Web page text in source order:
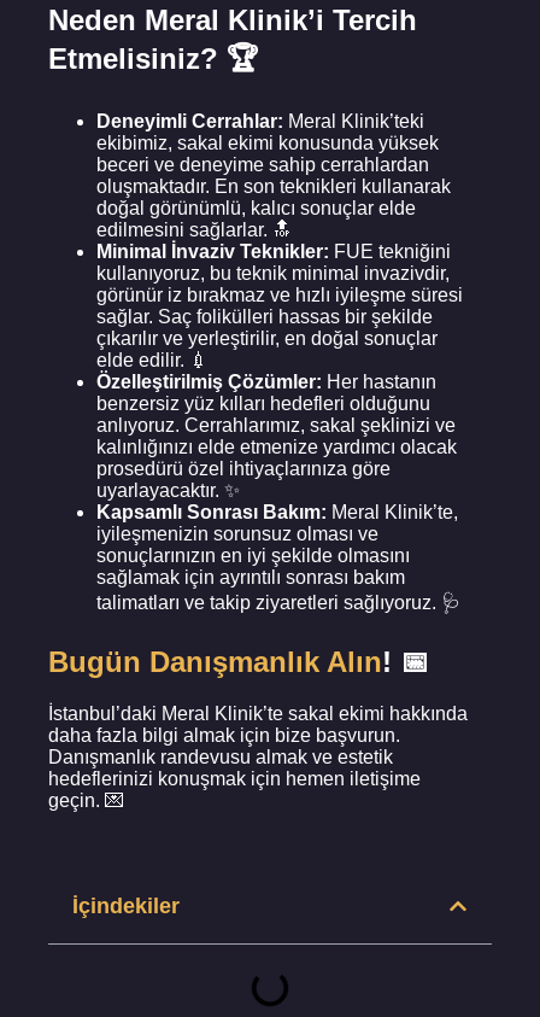
Neden Meral Klinik’i Tercih
Etmelisiniz? 🏆
Deneyimli Cerrahlar: Meral Klinik’teki
ekibimiz, sakal ekimi konusunda yüksek
beceri ve deneyime sahip cerrahlardan
oluşmaktadır. En son teknikleri kullanarak
doğal görünümlü, kalıcı sonuçlar elde
edilmesini sağlarlar. 🔝
Minimal İnvaziv Teknikler: FUE tekniğini
kullanıyoruz, bu teknik minimal invazivdir,
görünür iz bırakmaz ve hızlı iyileşme süresi
sağlar. Saç folikülleri hassas bir şekilde
çıkarılır ve yerleştirilir, en doğal sonuçlar
elde edilir. 💉
Özelleştirilmiş Çözümler: Her hastanın
benzersiz yüz kılları hedefleri olduğunu
anlıyoruz. Cerrahlarımız, sakal şeklinizi ve
kalınlığınızı elde etmenize yardımcı olacak
prosedürü özel ihtiyaçlarınıza göre
uyarlayacaktır. ✨
Kapsamlı Sonrası Bakım: Meral Klinik’te,
iyileşmenizin sorunsuz olması ve
sonuçlarınızın en iyi şekilde olmasını
sağlamak için ayrıntılı sonrası bakım
talimatları ve takip ziyaretleri sağlıyoruz. 🩺
Bugün Danışmanlık Alın! 📅
İstanbul’daki Meral Klinik’te sakal ekimi hakkında
daha fazla bilgi almak için bize başvurun.
Danışmanlık randevusu almak ve estetik
hedeflerinizi konuşmak için hemen iletişime
geçin. 💌
İçindekiler